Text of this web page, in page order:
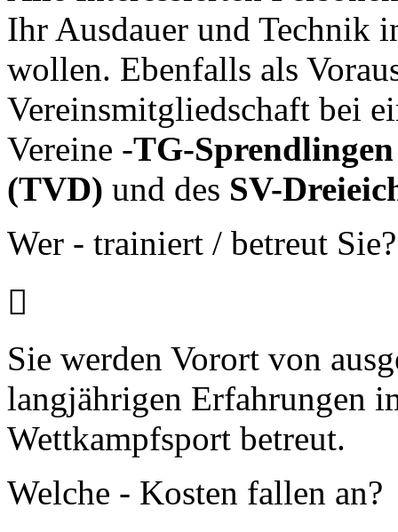
Ihr Ausdauer und Technik
wollen. Ebenfalls als
Vereinsmitgliedschaft bei
Vereine -TG-
(TVD) und des SV-
Wer - trainiert / betreut Sie?

Sie werden Vorort von
langjährigen Erfahrungen
Wettkampfsport betreut.
Welche - Kosten fallen an?